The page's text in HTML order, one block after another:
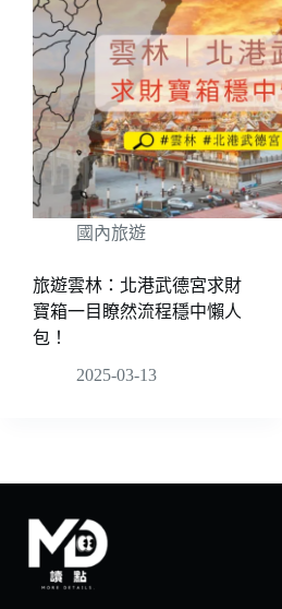
國內旅遊
旅遊雲林：北港武德宮求財
寶箱一目瞭然流程穩中懶人
包！
2025-03-13